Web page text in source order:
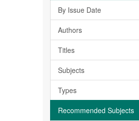
By Issue Date
Authors
Titles
Subjects
Types
Recommended Subjects